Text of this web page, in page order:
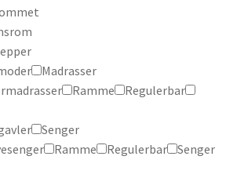
Madrasser
Ramme
Regulerbar
Senger
Ramme Regulerbar
Senger